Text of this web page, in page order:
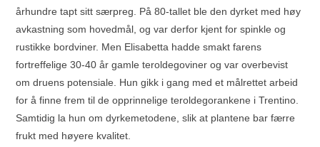
århundre tapt sitt særpreg. På 80-tallet ble den dyrket med høy
avkastning som hovedmål, og var derfor kjent for spinkle og
rustikke bordviner. Men Elisabetta hadde smakt farens
fortreffelige 30-40 år gamle teroldegoviner og var overbevist
om druens potensiale. Hun gikk i gang med et målrettet arbeid
for å finne frem til de opprinnelige teroldegorankene i Trentino.
Samtidig la hun om dyrkemetodene, slik at plantene bar færre
frukt med høyere kvalitet.